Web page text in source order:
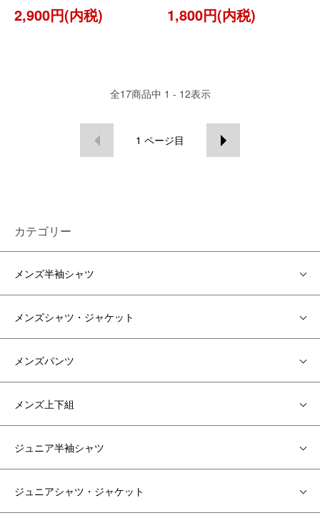
2,900円(内税) 1,800円(内税)
全17商品中 1 - 12表示
1 ページ目
カテゴリー
メンズ半袖シャツ
メンズシャツ・ジャケット
メンズパンツ
メンズ上下組
ジュニア半袖シャツ
ジュニアシャツ・ジャケット